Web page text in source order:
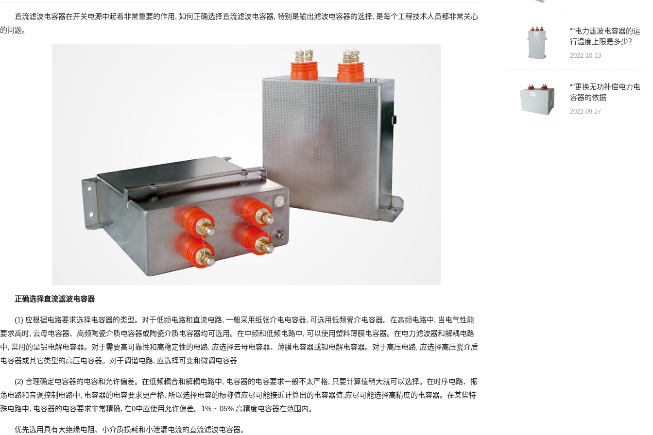
直流滤波电容器在开关电源中起着非常重要的作用, 如何正确选择直流滤波电容器, 特别是输出滤波电容器的选择, 是每个工程技术人员都非常关心
的问题。
正确选择直流滤波电容器
(1) 应根据电路要求选择电容器的类型。对于低频电路和直流电路, 一般采用纸张介电电容器, 可选用低频瓷介电容器。在高频电路中, 当电气性能
要求高时, 云母电容器、高频陶瓷介质电容器或陶瓷介质电容器均可选用。在中频和低频电路中, 可以使用塑料薄膜电容器。在电力滤波器和解耦电路
中, 常用的是铝电解电容器。对于需要高可靠性和高稳定性的电路, 应选择云母电容器、薄膜电容器或钽电解电容器。对于高压电路, 应选择高压瓷介质
电容器或其它类型的高压电容器。对于调谐电路, 应选择可变和微调电容器
(2) 合理确定电容器的电容和允许偏差。在低频耦合和解耦电路中, 电容器的电容要求一般不太严格, 只要计算值稍大就可以选择。在时序电路、振
荡电路和音调控制电路中, 电容器的电容要求更严格, 所以选择电容的标称值应尽可能接近计算出的电容器值,应尽可能选择高精度的电容器。在某些特
殊电路中, 电容器的电容要求非常精确, 在0中应使用允许偏差。1% ~ 05% 高精度电容器在范围内。
优先选用具有大绝缘电阻、小介质损耗和小泄漏电流的直流滤波电容器。
“”电力滤波电容器的运
行温度上限是多少？
2022-10-13
“”更换无功补偿电力电
容器的依据
2022-09-27